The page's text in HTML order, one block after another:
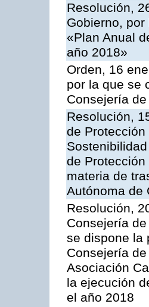
Resolución,
Gobierno,
«Plan Anual
año 2018»
Orden, 16
por la que se
Consejería
Resolución,
de
de
materia de
Autónoma de
Resolución,
Consejería
se dispone la
Consejería
Asociación
la ejecución
el año 2018